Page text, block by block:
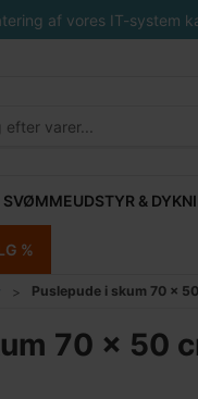
af vores IT-system
SVØMMEUDSTYR &
%
Puslepude i skum 70 x
70 x 50